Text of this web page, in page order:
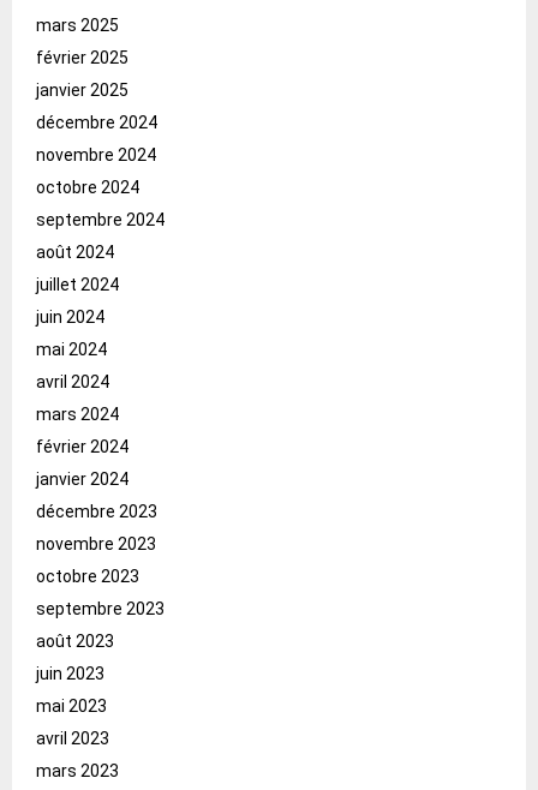
mars 2025
février 2025
janvier 2025
décembre 2024
novembre 2024
octobre 2024
septembre 2024
août 2024
juillet 2024
juin 2024
mai 2024
avril 2024
mars 2024
février 2024
janvier 2024
décembre 2023
novembre 2023
octobre 2023
septembre 2023
août 2023
juin 2023
mai 2023
avril 2023
mars 2023